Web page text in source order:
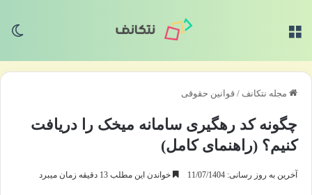
مجله نتکانف / قوانین حقوقی
چگونه کد رهگیری سامانه میخک را دریافت
کنیم؟ (راهنمای کامل)
آخرین به روز رسانی: 11/07/1404 خواندن این مطلب 13 دقیقه زمان میبرد